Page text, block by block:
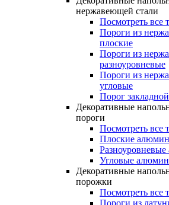
нержавеющей стали
Посмотреть все
Пороги из
плоские
Пороги из
разноуровневые
Пороги из
угловые
Порог закладной
Декоративные
пороги
Посмотреть все
Плоские
Угловые
Декоративные
порожки
Посмотреть все
Пороги из